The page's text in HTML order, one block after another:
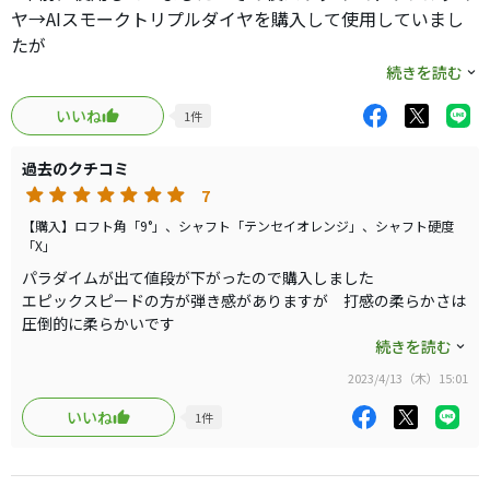
ヤ→AIスモークトリプルダイヤを購入して使用していまし
たが
中古ショップでエボ４が入った格安のローグを発見して購
入しました
打感の柔らかさはダントツでこれです
打感はローグLSトリプルダイヤが一番良いです
AIスモークトリプルダイヤもミスに強く悪くないですが
個人的に振りやすいのはローグですね
結局 ローグがエースに帰り咲きました
振りやすく、ミスにも強く打感も良いし飛距離もアベレー
ジで考えれば10ヤード伸びるとかはあり得ないので 振り
感と打感の良いドライバーのローグをこれからも使用して
続きを読む
いいね
1件
過去のクチコミ
7
【購入】ロフト角「9°」、シャフト「テンセイオレンジ」、シャフト硬度
「X」
パラダイムが出て値段が下がったので購入しました
エピックスピードの方が弾き感がありますが 打感の柔らかさは
圧倒的に柔らかいです
フェース面の細かな溝があるからなのかもしれません
9度をノーマルのアングルのままにしていますがボールは上がり
にくいです
ヘッドスピードが遅いからかもしれません ただ構えた時からの
軌道のイメージのズレは無く思った所に打ち出せます
続きを読む
2023/4/13（木）15:01
いいね 1件